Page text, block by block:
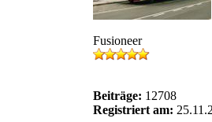
Fusioneer
Beiträge: 12708
Registriert am: